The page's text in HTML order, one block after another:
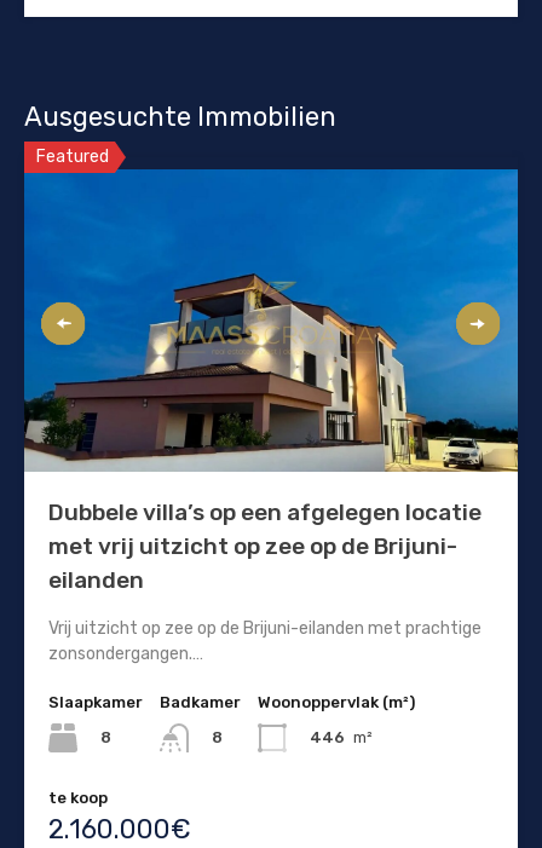
Ausgesuchte Immobilien
Featured
Dubbele villa’s op een afgelegen locatie
met vrij uitzicht op zee op de Brijuni-
eilanden
Vrij uitzicht op zee op de Brijuni-eilanden met prachtige
zonsondergangen.…
Slaapkamer
8
Badkamer
8
Woonoppervlak (m²)
446 m²
te koop
2.160.000€